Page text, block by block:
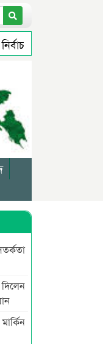
হবে: প্রতিমন্ত্রী